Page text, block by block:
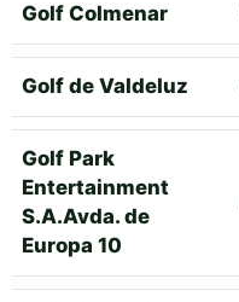
Golf Colmenar
Golf de Valdeluz
Golf Park
Entertainment
S.A.Avda. de
Europa 10